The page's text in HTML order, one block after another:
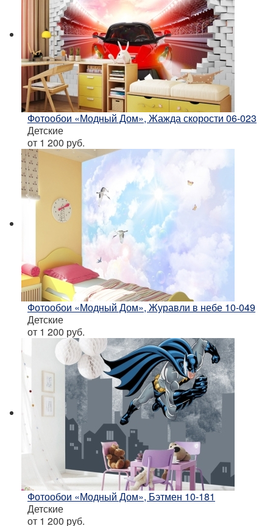
Фотообои «Модный Дом», Жажда скорости 06-023
Детские
от 1 200 руб.
Фотообои «Модный Дом», Журавли в небе 10-049
Детские
от 1 200 руб.
Фотообои «Модный Дом», Бэтмен 10-181
Детские
от 1 200 руб.